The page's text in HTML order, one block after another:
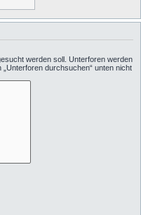
werden soll. Unterforen werden
durchsuchen“ unten nicht